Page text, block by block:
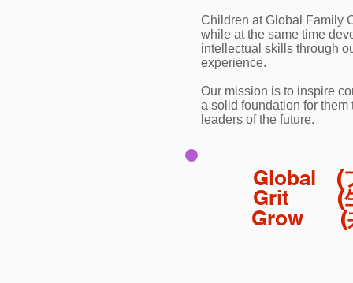
Children at Global Family
while at the same time
intellectual skills through
experience.
Our mission is to inspire
a solid foundation for
leaders of the future.
Grow (
Global (
Grit
(